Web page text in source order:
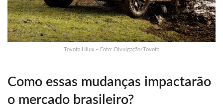
Toyota Hilux – Foto: Divulgação/Toyota
Como essas mudanças impactarão
o mercado brasileiro?